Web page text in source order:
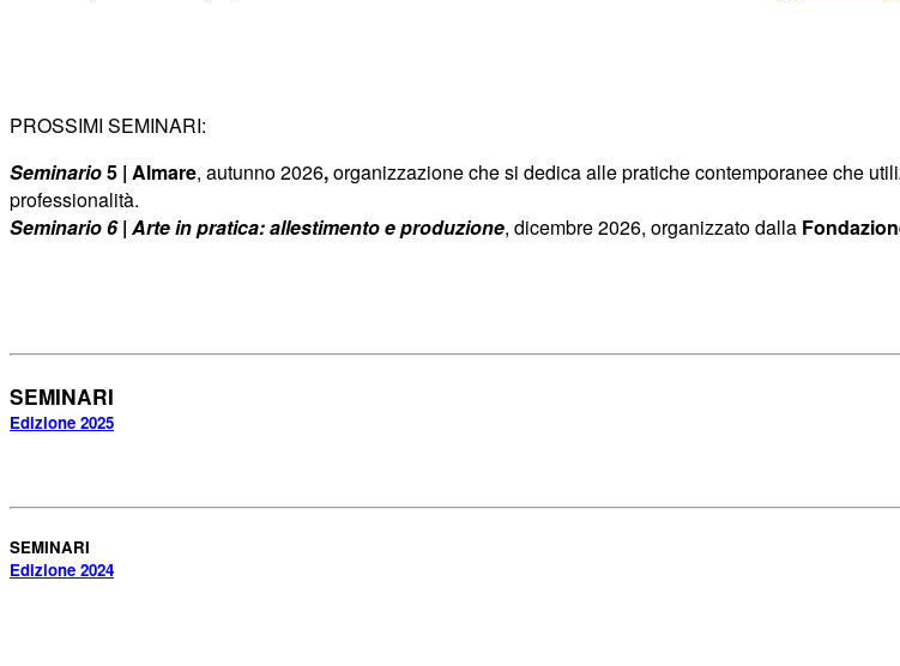
PROSSIMI SEMINARI:
Seminario5 | Almare, autunno 2026,organizzazione che si dedica alle pratiche contemporanee che
professionalità.
Seminario 6| Arte in pratica: allestimento e produzione, dicembre 2026, organizzato dalla
SEMINARI
Edizione 2025
SEMINARI
Edizione 2024